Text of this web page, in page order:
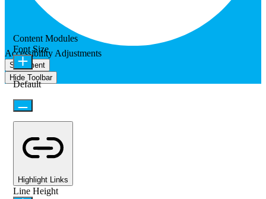
Accessibility Adjustments
Statement
Hide Toolbar
Content Modules
Font Size
Default
Highlight Links
Line Height